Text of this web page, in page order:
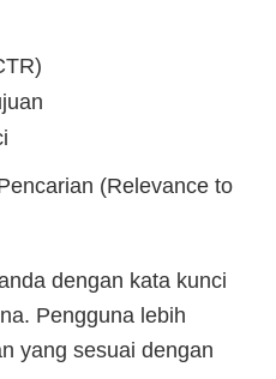
(Relevance to
dengan kata kunci
Pengguna lebih
yang sesuai dengan